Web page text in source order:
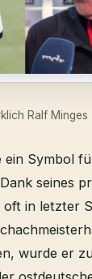
Ralf
ein Symbol
seines
oft in letzter
wurde er